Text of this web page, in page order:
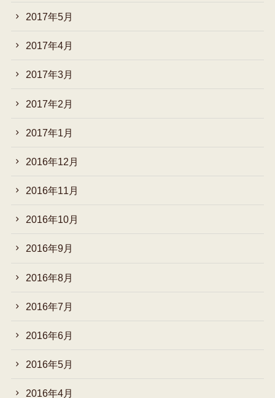
2017年5月
2017年4月
2017年3月
2017年2月
2017年1月
2016年12月
2016年11月
2016年10月
2016年9月
2016年8月
2016年7月
2016年6月
2016年5月
2016年4月